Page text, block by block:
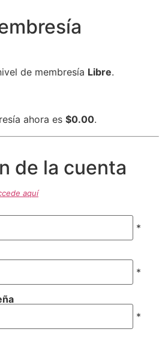
de membresía Libre.
ahora es $0.00.
de la cuenta
aquí
*
*
*